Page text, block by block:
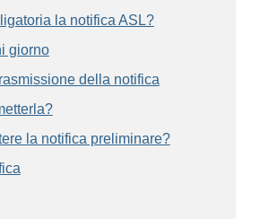
la notifica ASL?
giorno
della notifica
la notifica preliminare?